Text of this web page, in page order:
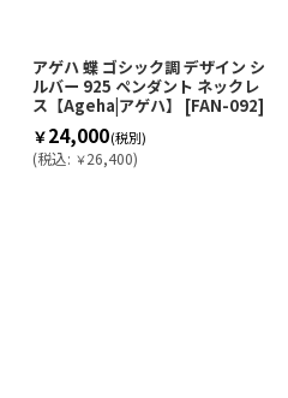
アゲハ 蝶 ゴシック調 デザイン シ
ルバー 925 ペンダント ネックレ
ス【Ageha|アゲハ】
[FAN-092]
￥24,000(税別)
(税込: ￥26,400)